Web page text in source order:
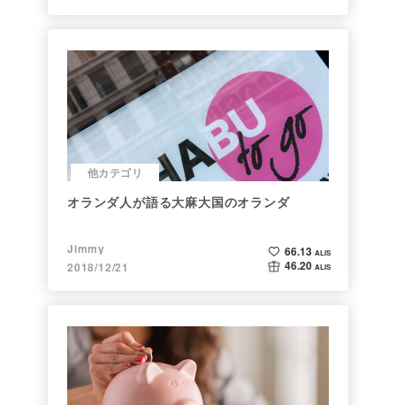
他カテゴリ
オランダ人が語る大麻大国のオランダ
Jimmy
2018/12/21
66.13 ALIS
46.20 ALIS